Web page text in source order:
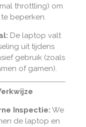
throttling) om
beperken.
De laptop valt
uit tijdens
gebruik (zoals
of gamen).
Inspectie: We
de laptop en